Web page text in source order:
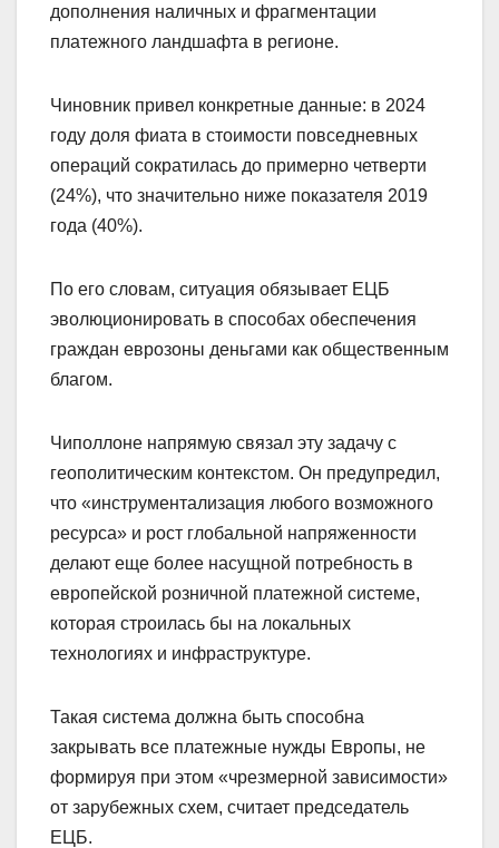
дополнения наличных и фрагментации
платежного ландшафта в регионе.
Чиновник привел конкретные данные: в 2024
году доля фиата в стоимости повседневных
операций сократилась до примерно четверти
(24%), что значительно ниже показателя 2019
года (40%).
По его словам, ситуация обязывает ЕЦБ
эволюционировать в способах обеспечения
граждан еврозоны деньгами как общественным
благом.
Чиполлоне напрямую связал эту задачу с
геополитическим контекстом. Он предупредил,
что «инструментализация любого возможного
ресурса» и рост глобальной напряженности
делают еще более насущной потребность в
европейской розничной платежной системе,
которая строилась бы на локальных
технологиях и инфраструктуре.
Такая система должна быть способна
закрывать все платежные нужды Европы, не
формируя при этом «чрезмерной зависимости»
от зарубежных схем, считает председатель
ЕЦБ.